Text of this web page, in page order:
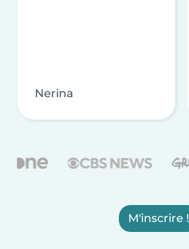
Nerina
M'inscrire !